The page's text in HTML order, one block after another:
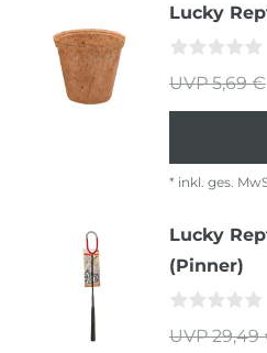
Lucky
5,69 €
* inkl. ges.
Lucky
(Pinner)
29,49